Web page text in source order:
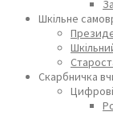
Шкільне
Скарбничка